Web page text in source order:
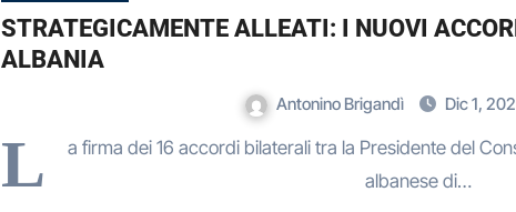
STRATEGICAMENTE ALLEATI: I NUOVI
ALBANIA
Antonino Brigandì Dic 1,
L
a firma dei 16 accordi bilaterali tra la Presidente del
albanese di…